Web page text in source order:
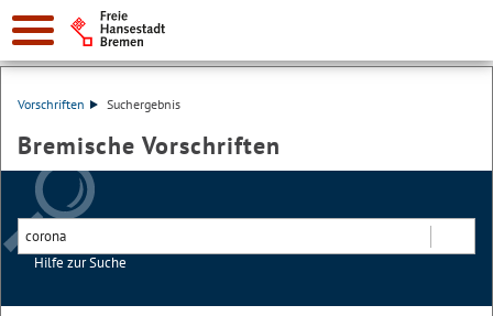
Vorschriften Suchergebnis
Bremische Vorschriften
Hilfe zur Suche